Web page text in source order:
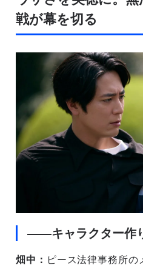
戦が幕を切る
――キャラクター作
畑中： ピース法律事務所の